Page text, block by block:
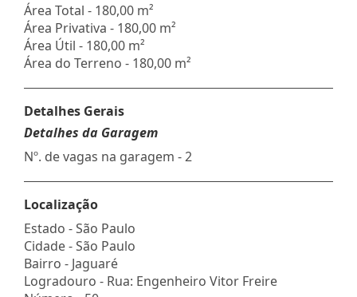
Área Total - 180,00 m²
Área Privativa - 180,00 m²
Área Útil - 180,00 m²
Área do Terreno - 180,00 m²
Detalhes Gerais
Detalhes da Garagem
Nº. de vagas na garagem - 2
Localização
Estado -São Paulo
Cidade -São Paulo
Bairro - Jaguaré
Logradouro - Rua: Engenheiro Vitor Freire